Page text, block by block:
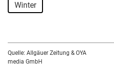
Winter
Quelle: Allgäuer Zeitung & OYA
media GmbH